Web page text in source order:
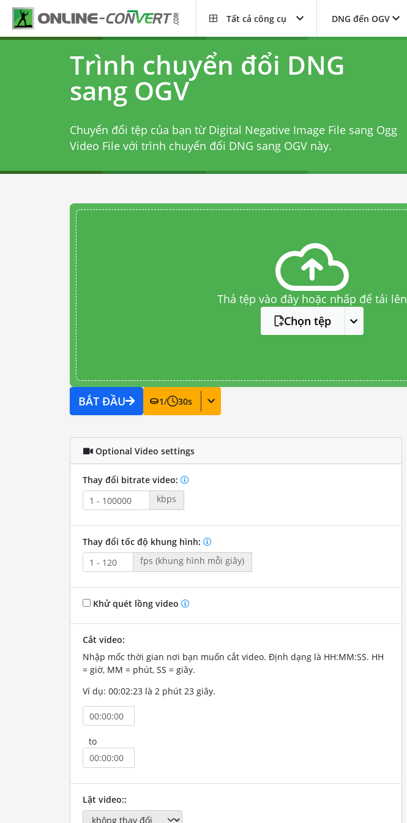
Tất cả công cụ DNG đến OGV
Trình chuyển đổi DNG
sang OGV
Chuyển đổi tệp của bạn từ Digital Negative Image File sang Ogg
Video File với trình chuyển đổi DNG sang OGVnày.
Thả tệp vào đây hoặc nhấp để tải lên
Chọn tệp
BẮT ĐẦU 1/ 30s
Optional Video settings
Thay đổi bitrate video:
kbps
Thay đổi tốc độ khung hình:
fps (khung hình mỗi giây)
Khử quét lồng video
Cắt video:
Nhập mốc thời gian nơi bạn muốn cắt video. Định dạng là HH:MM:SS. HH
= giờ, MM = phút, SS = giây.
Ví dụ: 00:02:23 là 2 phút 23 giây.
to
Lật video::